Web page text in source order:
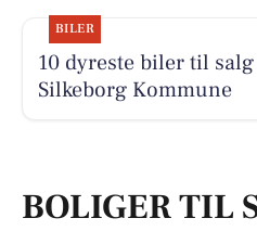
BILER
10 dyreste biler til
Silkeborg Kommune
BOLIGER TIL